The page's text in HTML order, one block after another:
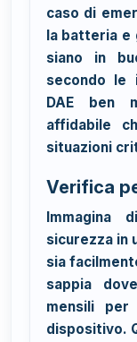
caso di
la batteria e
siano in
secondo le
DAE ben
affidabile
situazioni
Verifica
Immagina
sicurezza in
sia
sappia
mensili
dispositivo.